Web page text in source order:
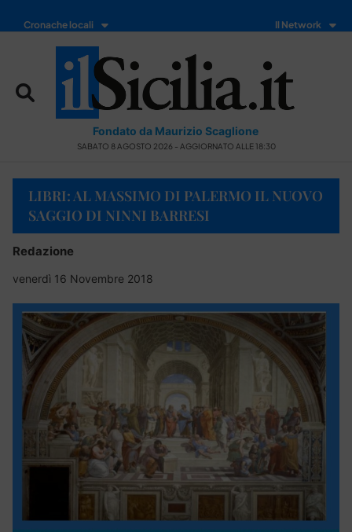
Cronache locali Il Network
Fondato da Maurizio Scaglione
SABATO 8 AGOSTO 2026 - AGGIORNATO ALLE 18:30
LIBRI: AL MASSIMO DI PALERMO IL NUOVO
SAGGIO DI NINNI BARRESI
Redazione
venerdì 16 Novembre 2018